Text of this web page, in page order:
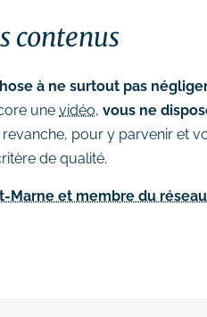
contenus
à ne surtout pas
une vidéo, vous ne
revanche, pour y parvenir et
de qualité.
et membre du réseau